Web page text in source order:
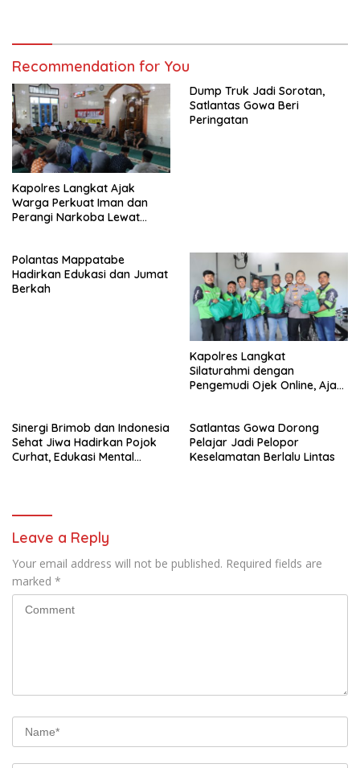
Recommendation for You
Kapolres Langkat Ajak
Warga Perkuat Iman dan
Perangi Narkoba Lewat
Dump Truk Jadi Sorotan,
Satlantas Gowa Beri
Peringatan
Polantas Mappatabe
Hadirkan Edukasi dan Jumat
Berkah
Kapolres Langkat
Silaturahmi dengan
Pengemudi Ojek Online, Ajak
Sinergi Brimob dan Indonesia
Sehat Jiwa Hadirkan Pojok
Curhat, Edukasi Mental
Satlantas Gowa Dorong
Pelajar Jadi Pelopor
Keselamatan Berlalu Lintas
Leave a Reply
Your email address will not be published. Required fields are
marked *